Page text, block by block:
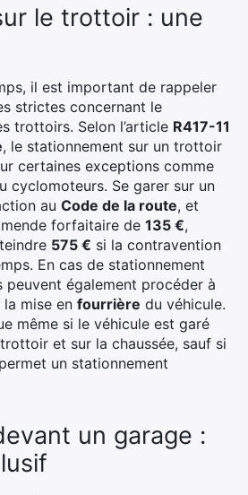
le trottoir : une
il est important de rappeler
strictes concernant le
trottoirs. Selon l’article R417-11
, le stationnement sur un trottoir
certaines exceptions comme
cyclomoteurs. Se garer sur un
au Code de la route, et
forfaitaire de 135 €,
575 € si la contravention
En cas de stationnement
peuvent également procéder à
la mise en fourrière du véhicule.
même si le véhicule est garé
et sur la chaussée, sauf si
un stationnement
un garage :